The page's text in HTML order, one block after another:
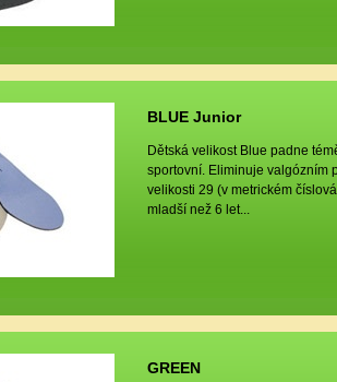
BLUE Junior
Dětská velikost Blue padne
sportovní. Eliminuje valgózním
velikosti 29 (v metrickém
mladší než 6 let...
GREEN